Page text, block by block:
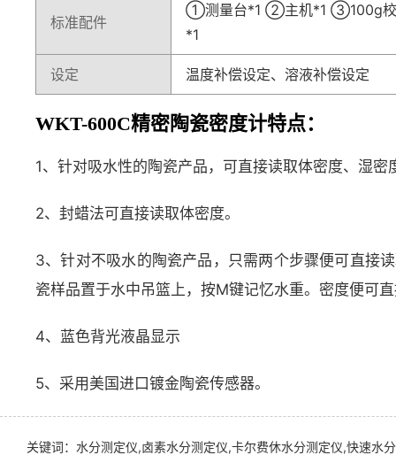
标准配件
①测量台*1 ②主机*1 ③100g
*1
设定 温度补偿设定、溶液补偿设定
WKT-600C精密陶瓷密度计特点：
1、针对吸水性的陶瓷产品，可直接读取体密度、湿
2、封蜡法可直接读取体密度。
3、针对不吸水的陶瓷产品，只需两个步骤便可直
瓷样品置于水中吊篮上，按M键记忆水重。密度便可
4、蓝色背光液晶显示
5、采用美国进口镀金陶瓷传感器。
关键词：水分测定仪,卤素水分测定仪,卡尔费休水分测定仪,快速水